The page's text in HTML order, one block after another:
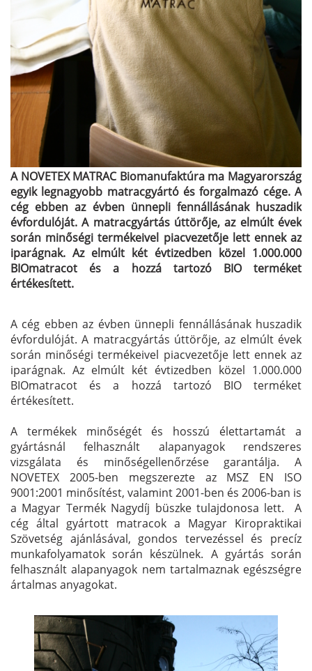
A NOVETEX MATRAC Biomanufaktúra ma Magyarország
egyik legnagyobb matracgyártó és forgalmazó cége. A
cég ebben az évben ünnepli fennállásának huszadik
évfordulóját. A matracgyártás úttörője, az elmúlt évek
során minőségi termékeivel piacvezetője lett ennek az
iparágnak. Az elmúlt két évtizedben közel 1.000.000
BIOmatracot és a hozzá tartozó BIO terméket
értékesített.
A cég ebben az évben ünnepli fennállásának huszadik
évfordulóját. A matracgyártás úttörője, az elmúlt évek
során minőségi termékeivel piacvezetője lett ennek az
iparágnak. Az elmúlt két évtizedben közel 1.000.000
BIOmatracot és a hozzá tartozó BIO terméket
értékesített.
A termékek minőségét és hosszú élettartamát a
gyártásnál felhasznált alapanyagok rendszeres
vizsgálata és minőségellenőrzése garantálja. A
NOVETEX 2005-ben megszerezte az MSZ EN ISO
9001:2001 minősítést, valamint 2001-ben és 2006-ban is
a Magyar Termék Nagydíj büszke tulajdonosa lett. A
cég által gyártott matracok a Magyar Kiropraktikai
Szövetség ajánlásával, gondos tervezéssel és precíz
munkafolyamatok során készülnek. A gyártás során
felhasznált alapanyagok nem tartalmaznak egészségre
ártalmas anyagokat.